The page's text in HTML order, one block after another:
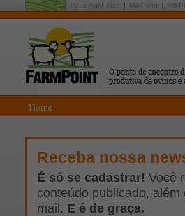
Rede AgriPoint: MilkPoint
Home
Receba nossa
É só se cadastrar! Você
conteúdo publicado,
mail. E é de graça.